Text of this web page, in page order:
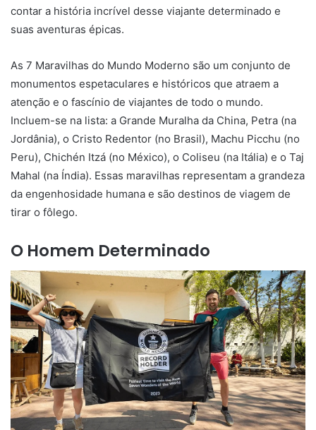
contar a história incrível desse viajante determinado e
suas aventuras épicas.
As 7 Maravilhas do Mundo Moderno são um conjunto de
monumentos espetaculares e históricos que atraem a
atenção e o fascínio de viajantes de todo o mundo.
Incluem-se na lista: a Grande Muralha da China, Petra (na
Jordânia), o Cristo Redentor (no Brasil), Machu Picchu (no
Peru), Chichén Itzá (no México), o Coliseu (na Itália) e o Taj
Mahal (na Índia). Essas maravilhas representam a grandeza
da engenhosidade humana e são destinos de viagem de
tirar o fôlego.
O Homem Determinado